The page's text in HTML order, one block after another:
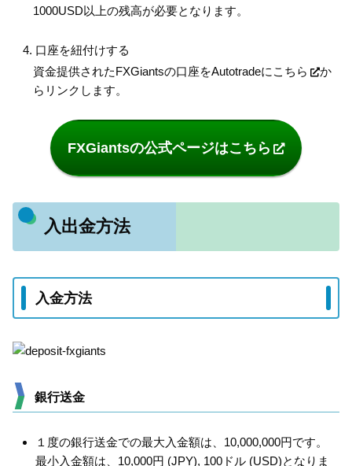
1000USD以上の残高が必要となります。
口座を紐付けする
資金提供されたFXGiantsの口座をAutotradeに こちら
か
らリンクします。
FXGiantsの公式ページはこちら
入出金方法
入金方法
銀行送金
１度の銀行送金での最大入金額は、10,000,000円です。
最小入金額は、10,000円 (JPY), 100ドル (USD)となりま